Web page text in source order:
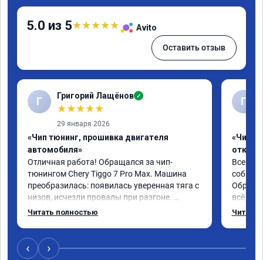
5.0 из 5★★★★★ Avito
Оставить отзыв
Г Григорий Лащёнов ✓
★★★★★
29 января 2026
«Чип тюнинг, прошивка двигателя
автомобиля»
Отличная работа! Обращался за чип-
тюнингом Chery Tiggo 7 Pro Max. Машина
преобразилась: появилась уверенная тяга с
низов, исчезли провалы при разгоне.
Расход в спокойном режиме даже немного
всем, кто сомневается.
Читать полностью
Г
«Чип
Всем
всё в
Читать
‹ ›